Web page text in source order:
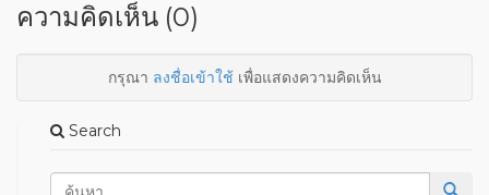
ความคิดเห็น (0)
กรุณา ลงชื่อเข้าใช้เพื่อแสดงความคิดเห็น
Search